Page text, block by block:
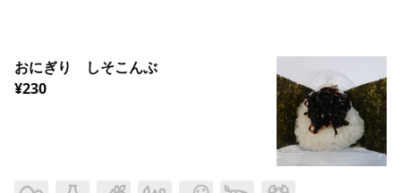
おにぎり しそこんぶ
¥230